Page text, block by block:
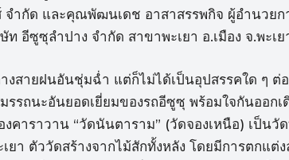
จำกัด และคุณพัฒนเดช อาสาสรรพกิจ ผู้อำนวย
อีซูซุลำปาง จำกัด สาขาพะเยา อ.เมือง จ.พะเย
งสายฝนอันชุ่มฉ่ำ แต่ก็ไม่ได้เป็นอุปสรรคใด ๆ ต่
รถนะอันยอดเยี่ยมของรถอีซูซุ พร้อมใจกันออก
คาราวาน “วัดนันตาราม” (วัดจองเหนือ) เป็นวั
ยา ตัววัดสร้างจากไม้สักทั้งหลัง โดยมีการตกแต่